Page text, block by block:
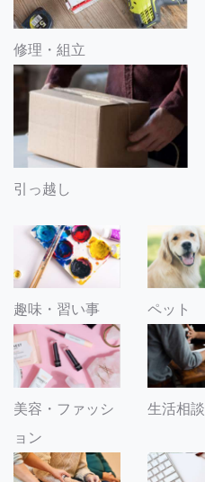
修理・組立
引っ越し
趣味・習い事 ペット
美容・ファッシ
ョン
生活相談